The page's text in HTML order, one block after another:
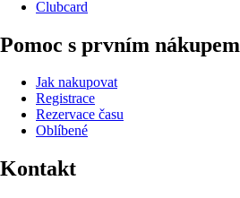
Clubcard
Pomoc s prvním nákupem
Jak nakupovat
Registrace
Rezervace času
Oblíbené
Kontakt